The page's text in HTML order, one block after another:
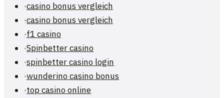
·casino bonus vergleich
·casino bonus vergleich
·f1 casino
·Spinbetter casino
·spinbetter casino login
·wunderino casino bonus
·top casino online